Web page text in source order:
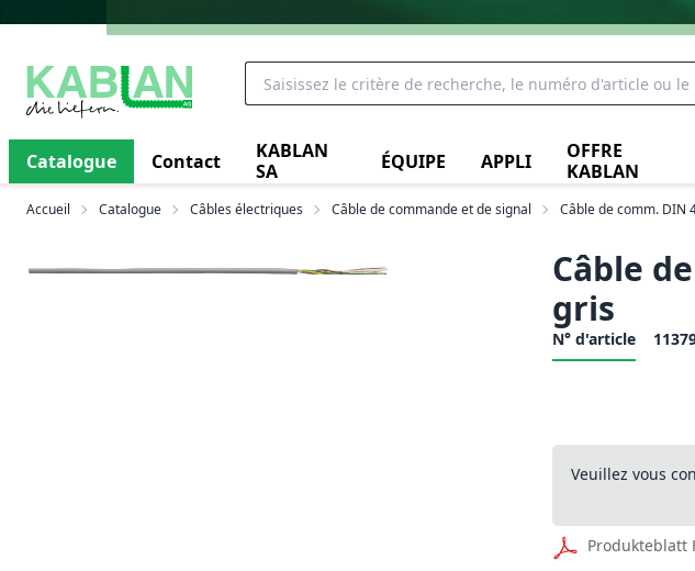
Catalogue Contact
KABLAN
SA
ÉQUIPE APPLI
OFFRE
KABLAN
Accueil Catalogue Câbles électriques Câble de commande et de signal Câble de comm. DIN
Câble
gris
N° d'article
Veuillez vous
Produkteblatt